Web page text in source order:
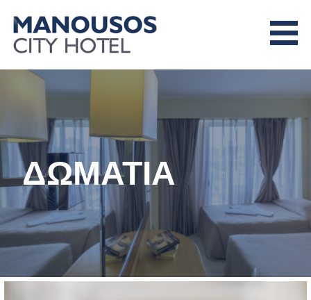
content
MANOUSOS CITY HOTEL
ΔΩΜΑΤΙΑ